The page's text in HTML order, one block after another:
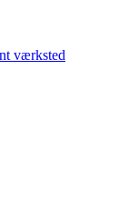
værksted